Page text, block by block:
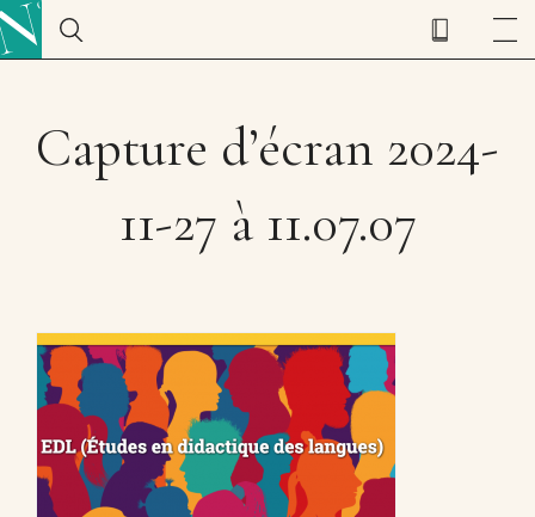
Capture d’écran 2024-
11-27 à 11.07.07